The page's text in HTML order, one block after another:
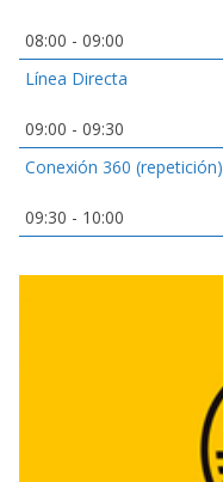
08:00 - 09:00
Línea Directa
09:00 - 09:30
Conexión 360 (repetición)
09:30 - 10:00